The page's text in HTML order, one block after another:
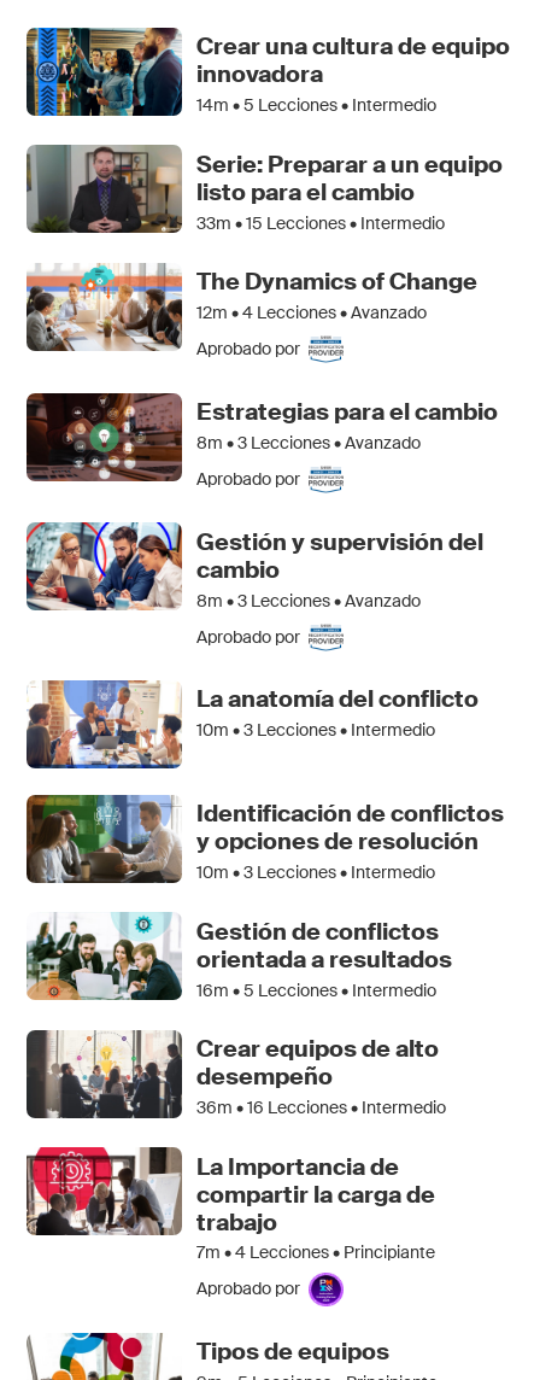
Crear una cultura de equipo
innovadora
14m •5 Lecciones • Intermedio
Serie: Preparar a un equipo
listo para el cambio
33m •15 Lecciones • Intermedio
The Dynamics of Change
12m •4 Lecciones • Avanzado
Aprobado por
Estrategias para el cambio
8m •3 Lecciones • Avanzado
Aprobado por
Gestión y supervisión del
cambio
8m •3 Lecciones • Avanzado
Aprobado por
La anatomía del conflicto
10m •3 Lecciones • Intermedio
Identificación de conflictos
y opciones de resolución
10m •3 Lecciones • Intermedio
Gestión de conflictos
orientada a resultados
16m •5 Lecciones • Intermedio
Crear equipos de alto
desempeño
36m •16 Lecciones • Intermedio
La Importancia de
compartir la carga de
trabajo
7m •4 Lecciones • Principiante
Aprobado por
Tipos de equipos